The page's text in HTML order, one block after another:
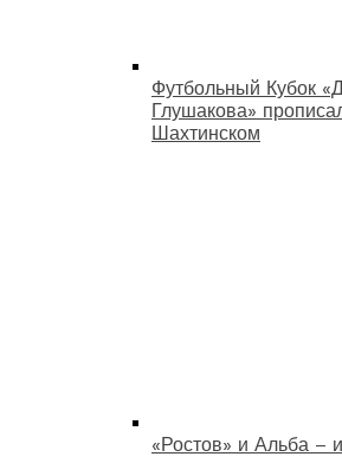
Футбольный Кубок
Глушакова»
Шахтинском
«Ростов» и Альба –